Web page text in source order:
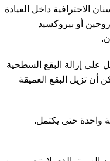
الاحترافية داخل العيادة
أو بيروكسيد
على إزالة البقع السطحية
أن تزيل البقع العميقة
واحدة حتى يكتمل.